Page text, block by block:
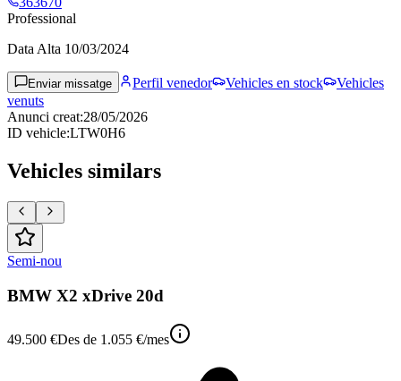
Professional
Data Alta 10/03/2024
Enviar missatge Perfil venedor Vehicles en stock
Vehicles
venuts
Anunci creat:28/05/2026
ID vehicle:LTW0H6
Vehicles similars
Semi-nou
BMW X2 xDrive 20d
49.500 €Des de 1.055 €/mes